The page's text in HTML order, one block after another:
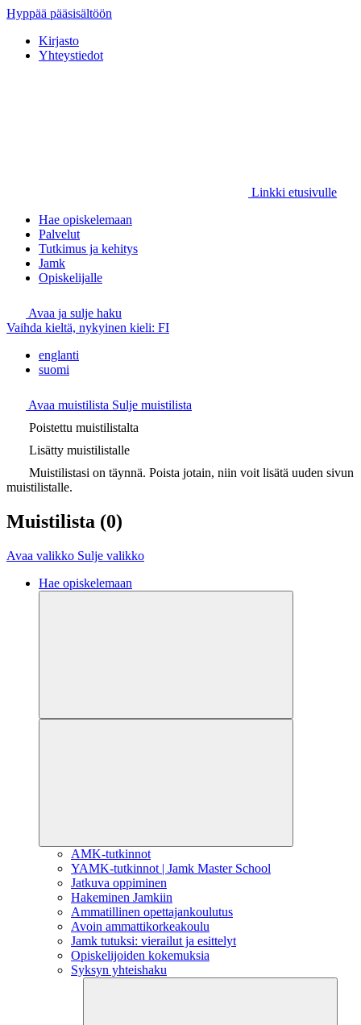
Hyppää pääsisältöön
Kirjasto
Yhteystiedot
Linkki etusivulle
Hae opiskelemaan
Palvelut
Tutkimus ja kehitys
Jamk
Opiskelijalle
Avaa ja sulje haku
Vaihda kieltä, nykyinen kieli: FI
englanti
suomi
Avaa muistilista Sulje muistilista
Poistettu muistilistalta
Lisätty muistilistalle
Muistilistasi on täynnä. Poista jotain, niin voit lisätä uuden sivun
muistilistalle.
Muistilista (0)
Avaa valikko Sulje valikko
Hae opiskelemaan
AMK-tutkinnot
YAMK-tutkinnot | Jamk Master School
Jatkuva oppiminen
Hakeminen Jamkiin
Ammatillinen opettajankoulutus
Avoin ammattikorkeakoulu
Jamk tutuksi: vierailut ja esittelyt
Opiskelijoiden kokemuksia
Syksyn yhteishaku